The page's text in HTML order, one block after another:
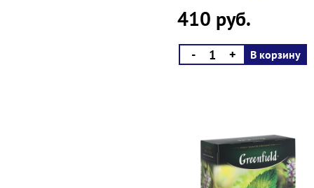
410 руб.
- + В корзину